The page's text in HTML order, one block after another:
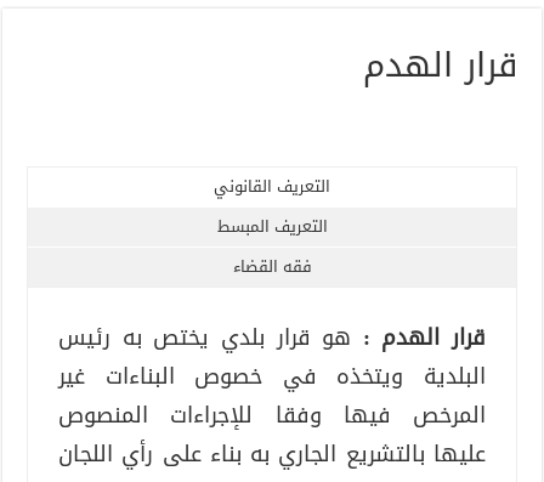
قرار الهدم
التعريف القانوني
التعريف المبسط
فقه القضاء
قرار الهدم : هو قرار بلدي يختص به رئيس
البلدية ويتخذه في خصوص البناءات غير
المرخص فيها وفقا للإجراءات المنصوص
عليها بالتشريع الجاري به بناء على رأي اللجان